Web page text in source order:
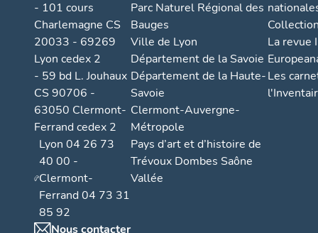
- 101 cours
Charlemagne CS
20033 - 69269
Lyon cedex 2
- 59 bd L. Jouhaux
CS 90706 -
63050 Clermont-
Ferrand cedex 2
Lyon 04 26 73
40 00 -
Clermont-
Ferrand 04 73 31
85 92
Nous contacter
Parc Naturel Régional des
Bauges
Ville de Lyon
Département de la Savoie
Département de la Haute-
Savoie
Clermont-Auvergne-
Métropole
Pays d’art et d’histoire de
Trévoux Dombes Saône
Vallée
La revue
Les